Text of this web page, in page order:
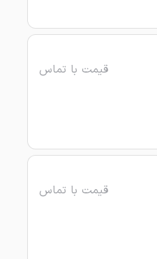
قیمت با تماس
قیمت با تماس